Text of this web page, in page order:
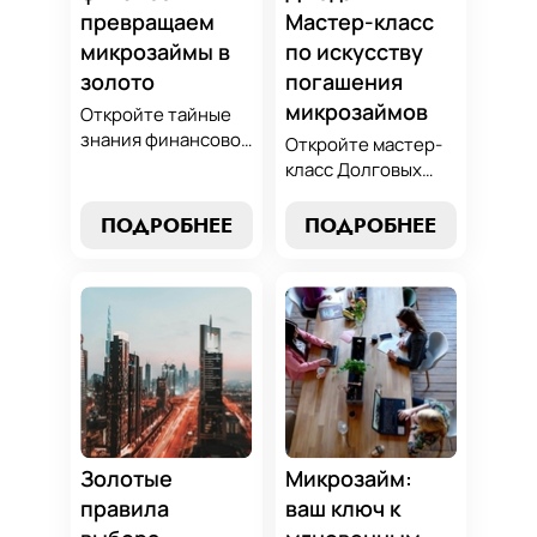
превращаем
микрозаймы в
золото
Откройте тайные
знания финансовой
превращать
обязательства по
золотые
возможности.
Погрузитесь в мир
умного управления
долгами с нашим
практическим
руководством.
ПОДРОБНЕЕ
Мастер-класс
по искусству
погашения
микрозаймов
Откройте мастер-
класс Долговых
погашению
финансового
равновесия.
Узнайте, как
управлять долгами
и достичь
финансовой
гармонии, следуя
нашим
проверенным
стратегиям.
ПОДРОБНЕЕ
Золотые
правила
Микрозайм:
ваш ключ к